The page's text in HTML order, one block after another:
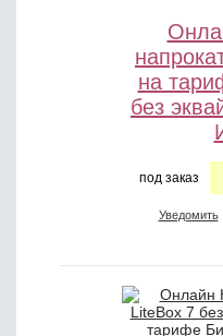
на
без
под заказ
Уведомить